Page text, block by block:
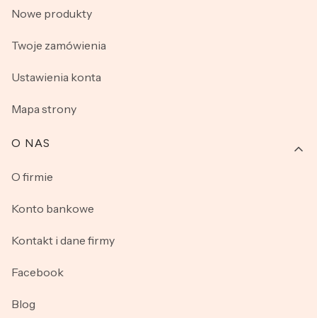
Nowe produkty
Twoje zamówienia
Ustawienia konta
Mapa strony
O NAS
O firmie
Konto bankowe
Kontakt i dane firmy
Facebook
Blog